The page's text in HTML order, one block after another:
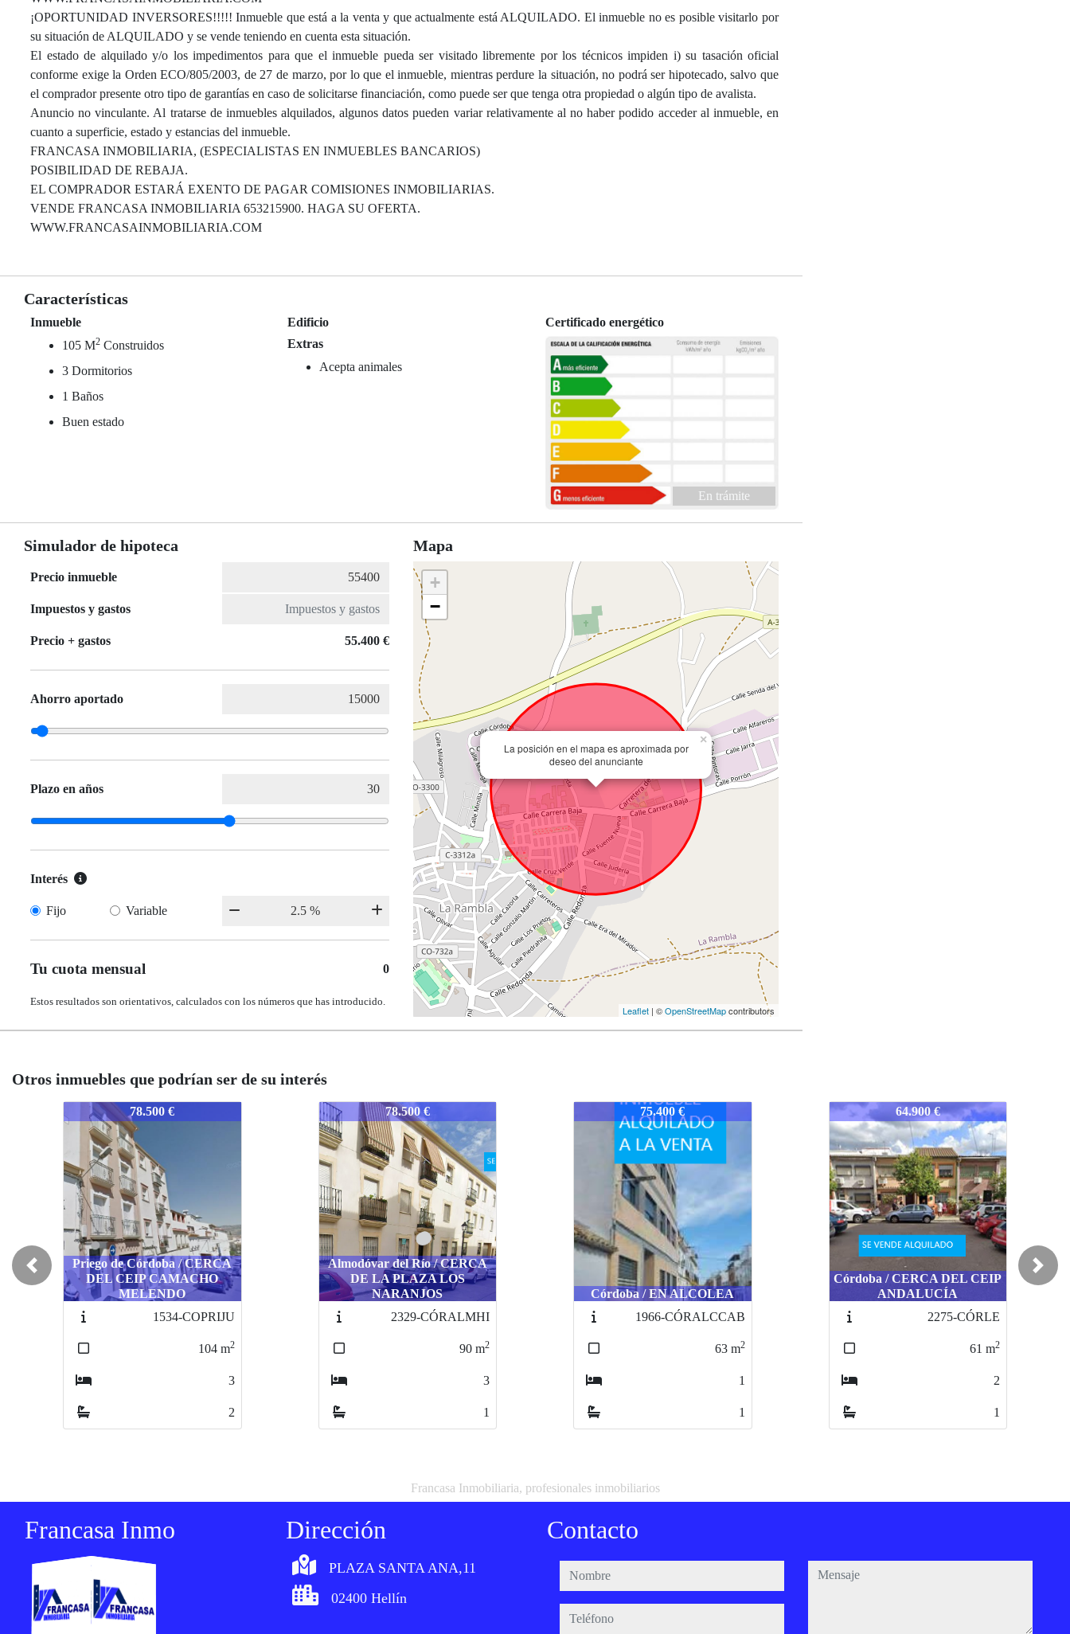
¡OPORTUNIDAD INVERSORES!!!!! Inmueble que está a la venta y que actualmente está ALQUILADO. El inmueble no es posible visitarlo por
su situación de ALQUILADO y se vende teniendo en cuenta esta situación.
El estado de alquilado y/o los impedimentos para que el inmueble pueda ser visitado libremente por los técnicos impiden i) su tasación oficial
conforme exige la Orden ECO/805/2003, de 27 de marzo, por lo que el inmueble, mientras perdure la situación, no podrá ser hipotecado, salvo que
el comprador presente otro tipo de garantías en caso de solicitarse financiación, como puede ser que tenga otra propiedad o algún tipo de avalista.
Anuncio no vinculante. Al tratarse de inmuebles alquilados, algunos datos pueden variar relativamente al no haber podido acceder al inmueble, en
cuanto a superficie, estado y estancias del inmueble.
FRANCASA INMOBILIARIA, (ESPECIALISTAS EN INMUEBLES BANCARIOS)
POSIBILIDAD DE REBAJA.
EL COMPRADOR ESTARÁ EXENTO DE PAGAR COMISIONES INMOBILIARIAS.
VENDE FRANCASA INMOBILIARIA 653215900. HAGA SU OFERTA.
WWW.FRANCASAINMOBILIARIA.COM
Características
Inmueble
105 M2 Construidos
3 Dormitorios
1 Baños
Buen estado
Edificio
Extras
Acepta animales
Certificado energético
En trámite
Simulador de hipoteca
Precio inmueble
Impuestos y gastos
Precio + gastos 55.400 €
Ahorro aportado
Plazo en años
Interés
Fijo Variable
Tu cuota mensual 0
Estos resultados son orientativos, calculados con los números que has introducido.
Mapa
La posición en el mapa es aproximada por
deseo del anunciante
×
+
−
Leaflet | ©OpenStreetMapcontributors
Otros inmuebles que podrían ser de su interés
1533-CORAMCARR
78.500 €
Almodóvar del Río / CERCA
DE LA PLAZA LOS
NARANJOS
2329-CÓRALMHI
90 m2
3
1
1533-CORAMCARR
75.400 €
Córdoba / EN ALCOLEA
1966-CÓRALCCAB
63m2
1
1
1533-CORAMCARR
64.900 €
Córdoba / CERCA DEL CEIP
ANDALUCÍA
2275-CÓRLE
61 m2
2
1
1533-CORAMCARR
57.400 €
Rute / ZONA OESTE
2328-CÓRRUGR
140m2
5
1
Previous Next
Francasa Inmobiliaria, profesionales inmobiliarios
Francasa Inmo Dirección
PLAZA SANTA ANA,11
02400 Hellín
Contacto
nombre
teléfono
mensaje